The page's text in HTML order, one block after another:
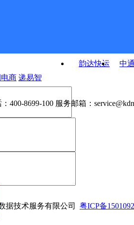
韵达快运
中
务协议
商 递易智
400-8699-100 服务邮箱：
据技术服务有限公司 粤ICP备